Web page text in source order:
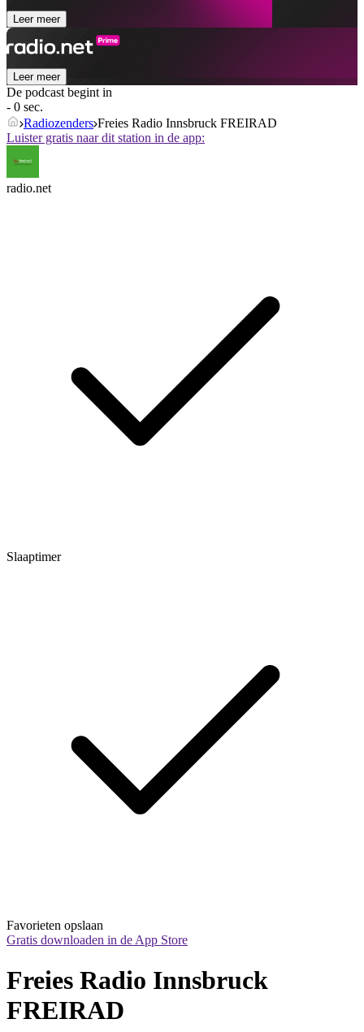
Leer meer
Leer meer
De podcast begint in
- 0 sec.
Radiozenders Freies Radio Innsbruck FREIRAD
Luister gratis naar dit station in de app:
radio.net
Slaaptimer
Favorieten opslaan
Gratis downloaden in de App Store
Freies Radio Innsbruck
FREIRAD